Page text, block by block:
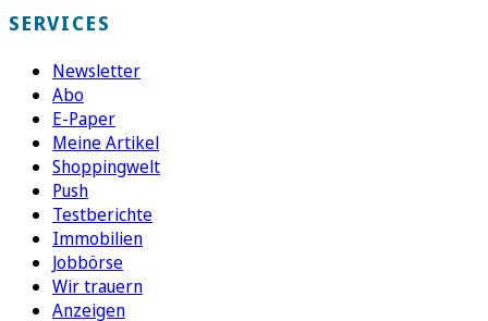
SERVICES
Newsletter
Abo
E-Paper
Meine Artikel
Shoppingwelt
Push
Testberichte
Immobilien
Jobbörse
Wir trauern
Anzeigen